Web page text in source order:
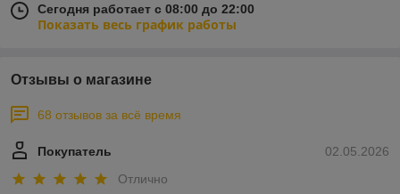
Сегодня работает с 08:00 до 22:00
Показать весь график работы
Отзывы о магазине
68 отзывов за всё время
02.05.2026
Покупатель
Отлично